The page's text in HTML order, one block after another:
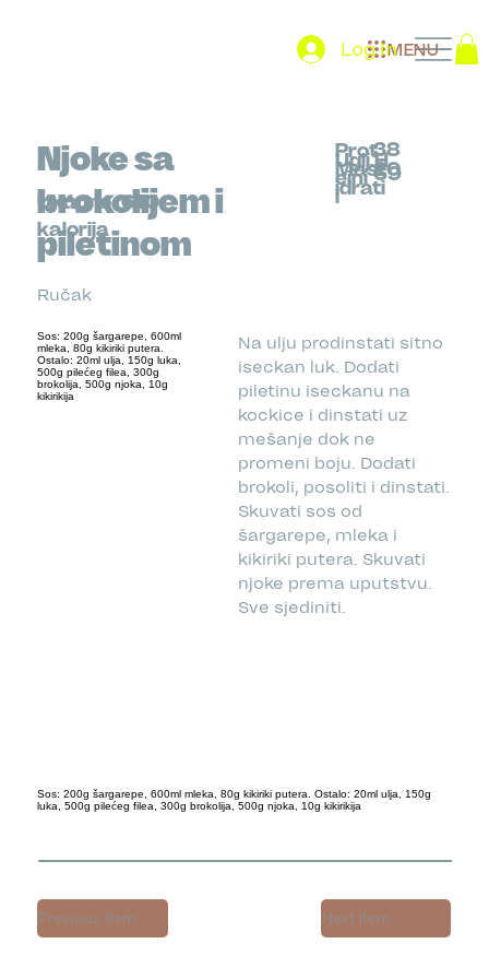
MENU
Log In
Njoke sa
brokolijem i
piletinom
Ručak
Ukupno
kalorija
610
Prot
eini
Uglj.H
idrati
38
Mast
i
69
20
Sos: 200g šargarepe, 600ml
mleka, 80g kikiriki putera.
Ostalo: 20ml ulja, 150g luka,
500g pilećeg filea, 300g
brokolija, 500g njoka, 10g
kikirikija
Na ulju prodinstati sitno
iseckan luk. Dodati
piletinu iseckanu na
kockice i dinstati uz
mešanje dok ne
promeni boju. Dodati
brokoli, posoliti i dinstati.
Skuvati sos od
šargarepe, mleka i
kikiriki putera. Skuvati
njoke prema uputstvu.
Sve sjediniti.
Sos: 200g šargarepe, 600ml mleka, 80g kikiriki putera. Ostalo: 20ml ulja, 150g
luka, 500g pilećeg filea, 300g brokolija, 500g njoka, 10g kikirikija
Previous Item Next Item